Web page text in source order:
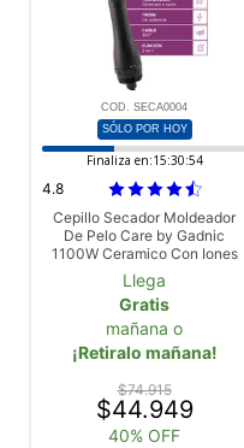
COD. SECA0004
SÓLO POR HOY
Finaliza en:15:30:53
4.8
Cepillo Secador Moldeador
De Pelo Care by Gadnic
1100W Ceramico Con Iones
Negativos
Llega
Gratis
mañana o
¡Retiralo mañana!
$74.915
$44.949
40% OFF